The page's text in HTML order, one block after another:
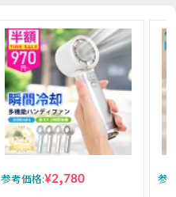
参考価格:¥2,780 参